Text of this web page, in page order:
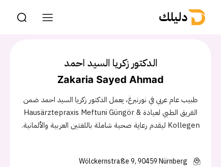
دليلك
الدكتور زكريا السيد احمد
Zakaria Sayed Ahmad
طبيب عام عربي في نورنبرغ، يعمل الدكتور زكريا السيد احمد ضمن
الفريق الطبي لعيادة Hausärztepraxis Meftuni Güngör &
Kollegen ليقدم رعاية صحية شاملة باللغتين العربية والألمانية.
Wölckernstraße 9, 90459 Nürnberg